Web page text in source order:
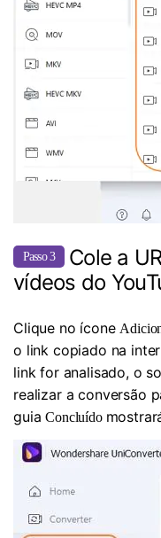
Passo 3
Cole a
vídeos do
Clique no ícone
o link copiado na
link for analisado, o
realizar a conversão
guiaConcluído